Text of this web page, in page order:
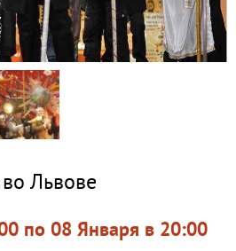
Львове
по 08 Января в 20:00